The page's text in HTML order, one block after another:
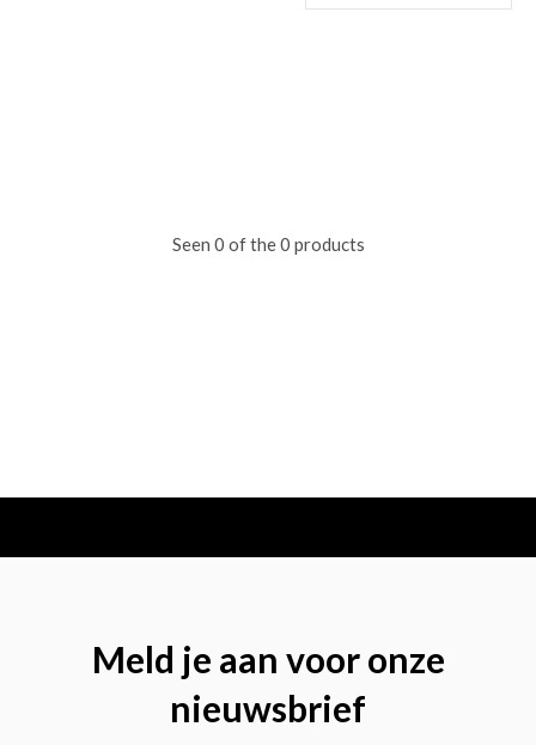
Seen 0 of the 0 products
Meld je aan voor onze
nieuwsbrief